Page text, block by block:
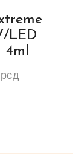
LED
4ml
рсд